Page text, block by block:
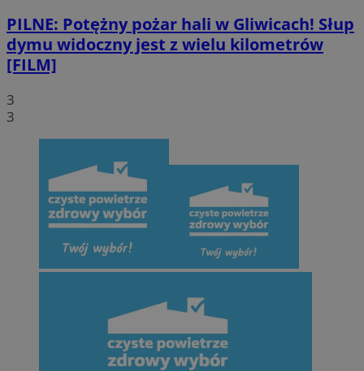
PILNE: Potężny pożar hali w Gliwicach! Słup
dymu widoczny jest z wielu kilometrów
[FILM]
3
3
Funkcjonalność
Niezbędne pliki cookie umożliwiają korzystanie z podstawowych
strony internetowej, takich jak logowanie użytkownika i zarządzanie
kontem. Bez niezbędnych plików cookie nie można prawidłowo
korzystać ze strony internetowej.
Nazwa
Domena
QeSessID mojegliwice.pl